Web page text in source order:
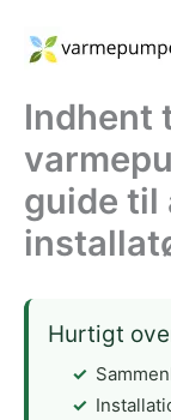
indholdet
Indhent
guide til
Hurtigt